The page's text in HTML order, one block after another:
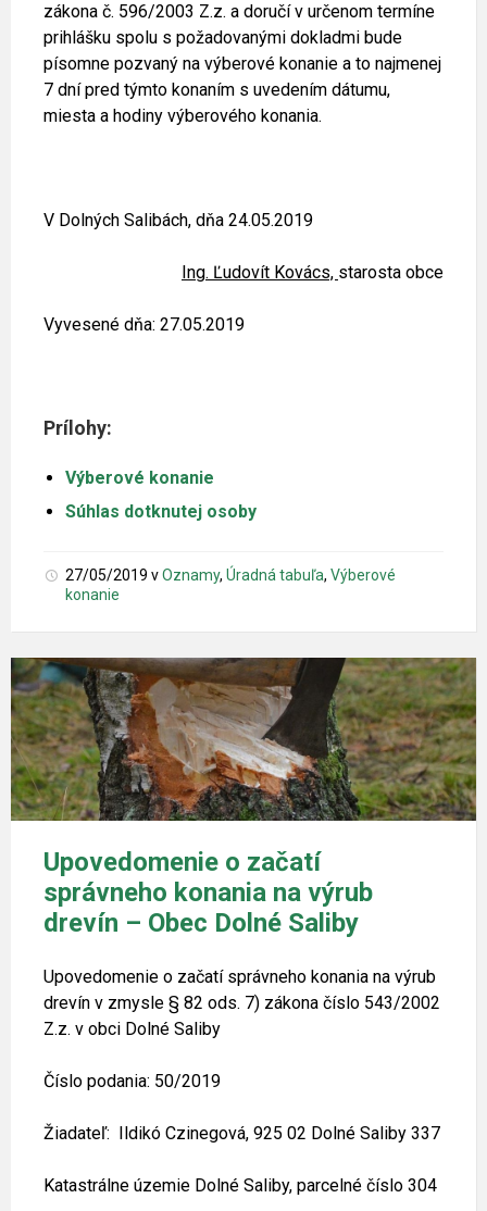
zákona č. 596/2003 Z.z. a doručí v určenom termíne
prihlášku spolu s požadovanými dokladmi bude
písomne pozvaný na výberové konanie a to najmenej
7 dní pred týmto konaním s uvedením dátumu,
miesta a hodiny výberového konania.
V Dolných Salibách, dňa 24.05.2019
Ing. Ľudovít Kovács, starosta obce
Vyvesené dňa: 27.05.2019
Prílohy:
Výberové konanie
Súhlas dotknutej osoby
27/05/2019 vOznamy, Úradná tabuľa, Výberové
konanie
Upovedomenie o začatí
správneho konania na výrub
drevín – Obec Dolné Saliby
Upovedomenie o začatí správneho konania na výrub
drevín v zmysle § 82 ods. 7) zákona číslo 543/2002
Z.z. v obci Dolné Saliby
Číslo podania: 50/2019
Žiadateľ: Ildikó Czinegová, 925 02 Dolné Saliby 337
Katastrálne územie Dolné Saliby, parcelné číslo 304